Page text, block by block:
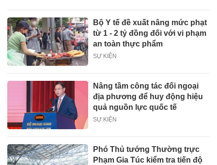
Bộ Y tế đề xuất nâng mức phạt
từ 1 - 2 tỷ đồng đối với vi phạm
an toàn thực phẩm
SỰ KIỆN
Nâng tầm công tác đối ngoại
địa phương để huy động hiệu
quả nguồn lực quốc tế
SỰ KIỆN
Phó Thủ tướng Thường trực
Phạm Gia Túc kiểm tra tiến độ